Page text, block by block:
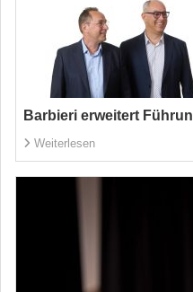
Barbieri erweitert
Weiterlesen